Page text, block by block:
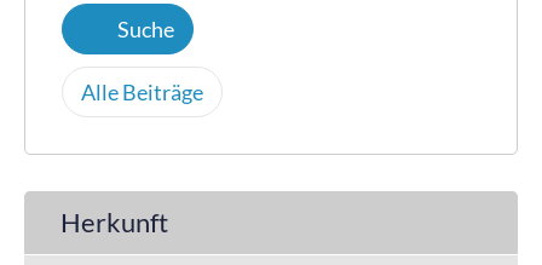
Alle Beiträge
Herkunft